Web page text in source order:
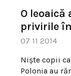
O leoaică
privirile
07 11 2014
Nişte copii
Polonia au